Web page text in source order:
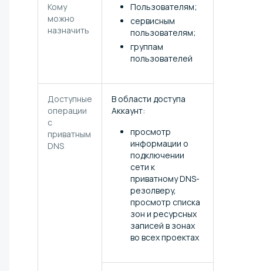
Кому
можно
назначить
Пользователям;
сервисным
пользователям;
группам
пользователей
Доступные
операции
с
приватным
DNS
В области доступа
Аккаунт:
просмотр
информации о
подключении
сети к
приватному DNS-
резолверу,
просмотр списка
зон и ресурсных
записей в зонах
во всех проектах